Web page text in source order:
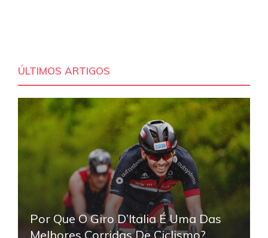
ÚLTIMOS ARTIGOS
Por Que O Giro D’Italia É Uma Das
Melhores Corridas De Ciclismo?